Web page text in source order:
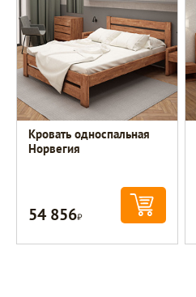
Кровать односпальная
Норвегия
54 856Р